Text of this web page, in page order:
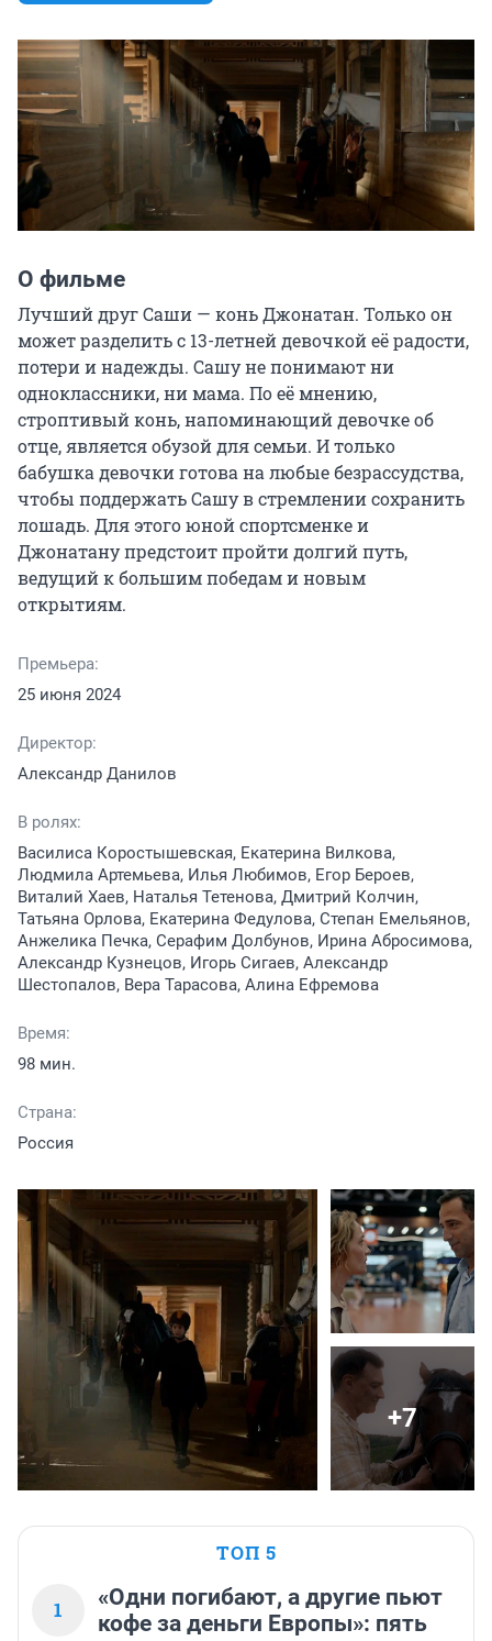
О фильме
Лучший друг Саши — конь Джонатан. Только он
может разделить с 13-летней девочкой её радости,
потери и надежды. Сашу не понимают ни
одноклассники, ни мама. По её мнению,
строптивый конь, напоминающий девочке об
отце, является обузой для семьи. И только
бабушка девочки готова на любые безрассудства,
чтобы поддержать Сашу в стремлении сохранить
лошадь. Для этого юной спортсменке и
Джонатану предстоит пройти долгий путь,
ведущий к большим победам и новым
открытиям.
Премьера:
25 июня 2024
Директор:
Александр Данилов
В ролях:
Василиса Коростышевская, Екатерина Вилкова,
Людмила Артемьева, Илья Любимов, Егор Бероев,
Виталий Хаев, Наталья Тетенова, Дмитрий Колчин,
Татьяна Орлова, Екатерина Федулова, Степан Емельянов,
Анжелика Печка, Серафим Долбунов, Ирина Абросимова,
Александр Кузнецов, Игорь Сигаев, Александр
Шестопалов, Вера Тарасова, Алина Ефремова
Время:
98 мин.
Страна:
Россия
+7
ТОП 5
1
«Одни погибают, а другие пьют
кофе за деньги Европы»: пять